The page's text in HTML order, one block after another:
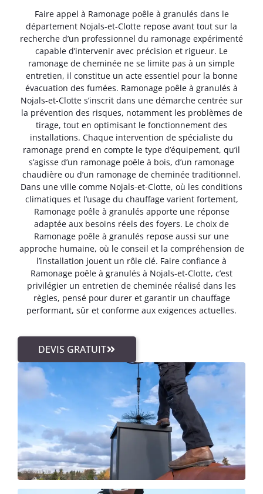
Faire appel à Ramonage poêle à granulés dans le
département Nojals-et-Clotte repose avant tout sur la
recherche d’un professionnel du ramonage expérimenté
capable d’intervenir avec précision et rigueur. Le
ramonage de cheminée ne se limite pas à un simple
entretien, il constitue un acte essentiel pour la bonne
évacuation des fumées. Ramonage poêle à granulés à
Nojals-et-Clotte s’inscrit dans une démarche centrée sur
la prévention des risques, notamment les problèmes de
tirage, tout en optimisant le fonctionnement des
installations. Chaque intervention de spécialiste du
ramonage prend en compte le type d’équipement, qu’il
s’agisse d’un ramonage poêle à bois, d’un ramonage
chaudière ou d’un ramonage de cheminée traditionnel.
Dans une ville comme Nojals-et-Clotte, où les conditions
climatiques et l’usage du chauffage varient fortement,
Ramonage poêle à granulés apporte une réponse
adaptée aux besoins réels des foyers. Le choix de
Ramonage poêle à granulés repose aussi sur une
approche humaine, où le conseil et la compréhension de
l’installation jouent un rôle clé. Faire confiance à
Ramonage poêle à granulés à Nojals-et-Clotte, c’est
privilégier un entretien de cheminée réalisé dans les
règles, pensé pour durer et garantir un chauffage
performant, sûr et conforme aux exigences actuelles.
DEVIS GRATUIT